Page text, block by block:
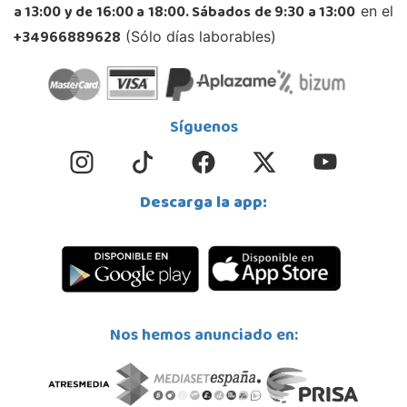
918312728
Localizar Tienda
Juguetilandia Lugo
CC As Termas, Av. Infanta Elena 213, Antiguo Muelle Eroski
POCAS UNIDADES
Granada
958 153 613
a 13:00 y de 16:00 a 18:00. Sábados de 9:30 a 13:00 en el
+34966889628 (Sólo días laborables)
Síguenos
Descarga la app:
Nos hemos anunciado en: